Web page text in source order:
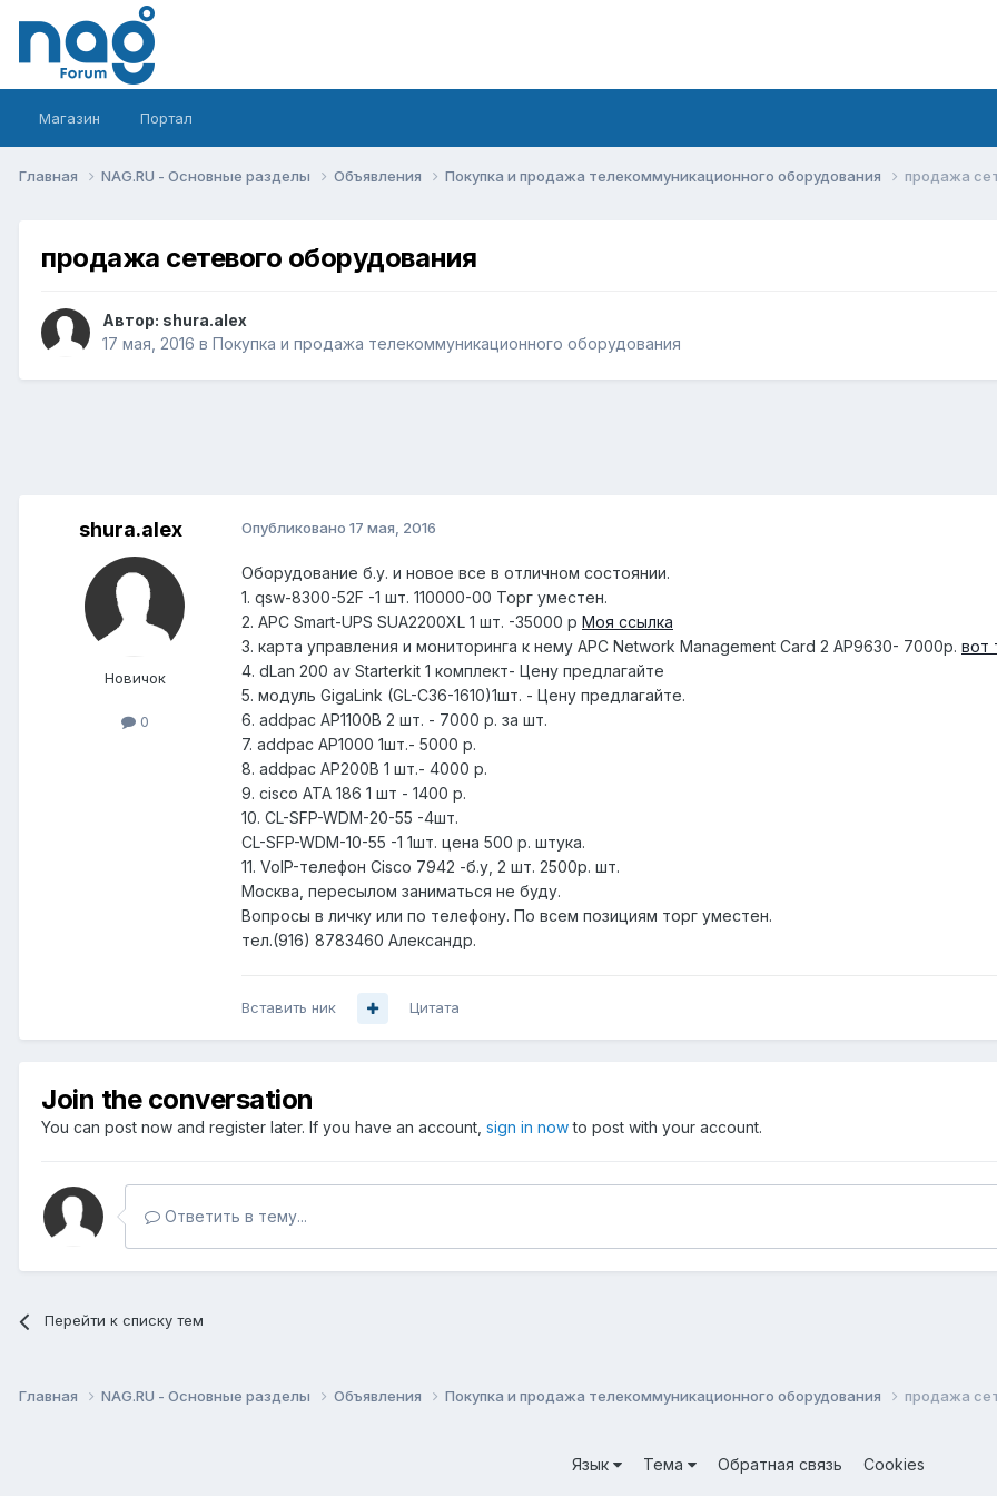
Магазин Портал
Главная NAG.RU - Основные разделы Объявления Покупка и продажа телекоммуникационного оборудования продажа
продажа сетевого оборудования
Автор: shura.alex
17 мая, 2016 в Покупка и продажа телекоммуникационного оборудования
shura.alex
Новичок
0
Опубликовано 17 мая, 2016
Оборудование б.у. и новое все в отличном состоянии.
1. qsw-8300-52F -1 шт. 110000-00 Торг уместен.
2. APC Smart-UPS SUA2200XL 1 шт. -35000 р Моя ссылка
3. карта управления и мониторинга к нему APC Network Management Card 2 AP9630- 7000р. вот
4. dLan 200 av Starterkit 1 комплект- Цену предлагайте
5. модуль GigaLink (GL-C36-1610)1шт. - Цену предлагайте.
6. addpac AP1100B 2 шт. - 7000 р. за шт.
7. addpac AP1000 1шт.- 5000 р.
8. addpac AP200B 1 шт.- 4000 р.
9. cisco ATA 186 1 шт - 1400 р.
10. CL-SFP-WDM-20-55 -4шт.
CL-SFP-WDM-10-55 -1 1шт. цена 500 р. штука.
11. VoIP-телефон Cisco 7942 -б.у, 2 шт. 2500р. шт.
Москва, пересылом заниматься не буду.
Вопросы в личку или по телефону. По всем позициям торг уместен.
тел.(916) 8783460 Александр.
Вставить ник Цитата
Join the conversation
You can post now and register later. If you have an account, sign in nowto post with your account.
Ответить в тему...
Перейти к списку тем
Главная NAG.RU - Основные разделы Объявления Покупка и продажа телекоммуникационного оборудования продажа
Язык Тема Обратная связь
Cookies